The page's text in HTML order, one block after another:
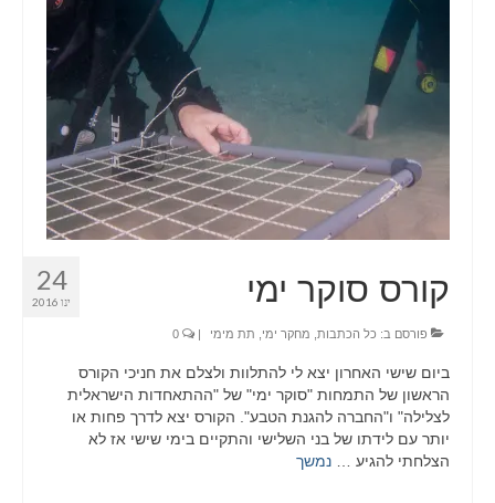
24
ינו 2016 קורס סוקר ימי
פורסם ב: כל הכתבות מחקר ימי תת מימי
ביום שישי האחרון יצא לי להתלוות ולצלם את חניכי הקורס
הראשון של התמחות "סוקר ימי" של "ההתאחדות הישראלית
לצלילה" ו"החברה להגנת הטבע". הקורס יצא לדרך פחות או
יותר עם לידתו של בני השלישי והתקיים בימי שישי אז לא
הצלחתי להגיע … נמשך